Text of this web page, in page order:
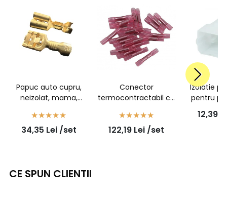
Papuc auto cupru,
neizolat, mama,
opritor, pentru fir de
1,5mm2 - 100buc/set
34,35 Lei /set
Conector
termocontractabil cu
1,5mmp - 7931100302
- 100buc/set
122,19 Lei /set
Izolatie
pentru
12,39
CE SPUN CLIENTII